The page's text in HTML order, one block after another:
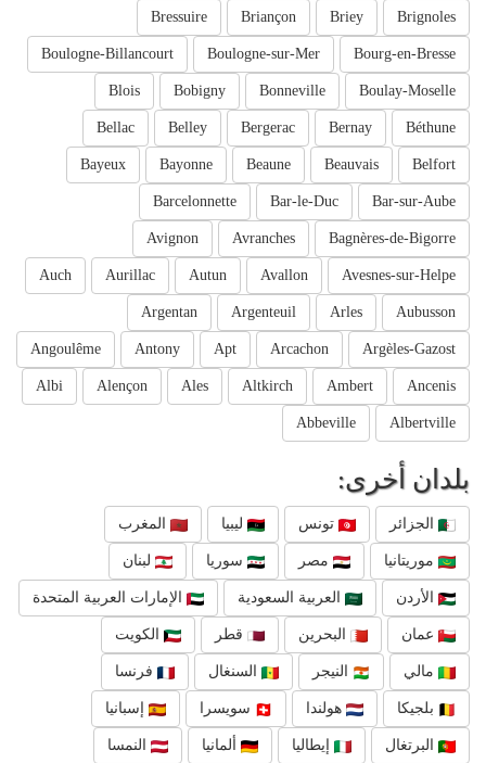
Brignoles
Briey
Briançon
Bressuire
Bourg-en-Bresse
Boulogne-sur-Mer
Boulogne-Billancourt
Boulay-Moselle
Bonneville
Bobigny
Blois
Béthune
Bernay
Bergerac
Belley
Bellac
Belfort
Beauvais
Beaune
Bayonne
Bayeux
Bar-sur-Aube
Bar-le-Duc
Barcelonnette
Bagnères-de-Bigorre
Avranches
Avignon
Avesnes-sur-Helpe
Avallon
Autun
Aurillac
Auch
Aubusson
Arles
Argenteuil
Argentan
Argèles-Gazost
Arcachon
Apt
Antony
Angoulême
Ancenis
Ambert
Altkirch
Ales
Alençon
Albi
Albertville
Abbeville
بلدان أخرى:
الجزائر تونس ليبيا المغرب
موريتانيا مصر سوريا لبنان
الأردن العربية السعودية الإمارات العربية المتحدة
عمان البحرين قطر الكويت
مالي النيجر السنغال فرنسا
بلجيكا هولندا سويسرا إسبانيا
البرتغال إيطاليا ألمانيا النمسا